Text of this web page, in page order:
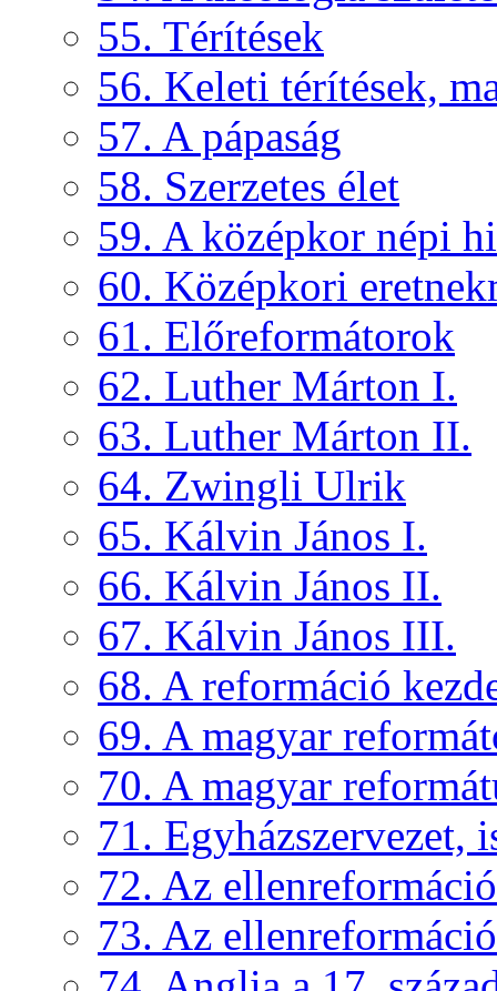
55. Térítések
56. Keleti térítések,
57. A pápaság
58. Szerzetes élet
59. A középkor népi
60. Középkori
61. Előreformátorok
62. Luther Márton I.
63. Luther Márton II.
64. Zwingli Ulrik
65. Kálvin János I.
66. Kálvin János II.
67. Kálvin János III.
68. A reformáció
69. A magyar
70. A magyar
71. Egyházszervezet,
72. Az ellenreformáció
73. Az